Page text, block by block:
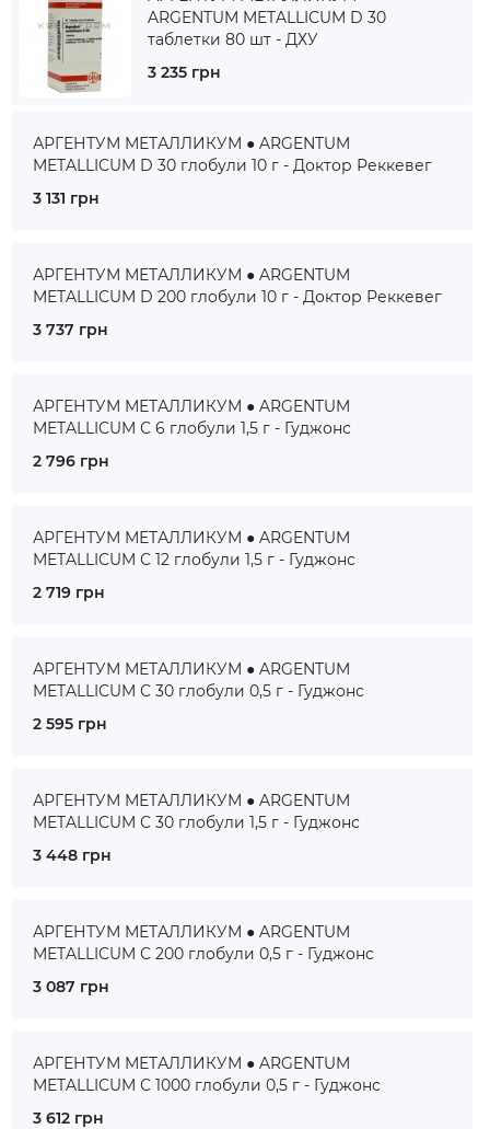
ARGENTUM METALLICUM D 30
таблетки 80 шт - ДХУ
3 235 грн
АРГЕНТУМ МЕТАЛЛИКУМ ● ARGENTUM
METALLICUM D 30 глобули 10 г - Доктор Реккевег
3 131 грн
АРГЕНТУМ МЕТАЛЛИКУМ ● ARGENTUM
METALLICUM D 200 глобули 10 г - Доктор Реккевег
3 737 грн
АРГЕНТУМ МЕТАЛЛИКУМ ● ARGENTUM
METALLICUM C 6 глобули 1,5 г - Гуджонс
2 796 грн
АРГЕНТУМ МЕТАЛЛИКУМ ● ARGENTUM
METALLICUM C 12 глобули 1,5 г - Гуджонс
2 719 грн
АРГЕНТУМ МЕТАЛЛИКУМ ● ARGENTUM
METALLICUM C 30 глобули 0,5 г - Гуджонс
2 595 грн
АРГЕНТУМ МЕТАЛЛИКУМ ● ARGENTUM
METALLICUM C 30 глобули 1,5 г - Гуджонс
3 448 грн
АРГЕНТУМ МЕТАЛЛИКУМ ● ARGENTUM
METALLICUM C 200 глобули 0,5 г - Гуджонс
3 087 грн
АРГЕНТУМ МЕТАЛЛИКУМ ● ARGENTUM
METALLICUM C 1000 глобули 0,5 г - Гуджонс
3 612 грн